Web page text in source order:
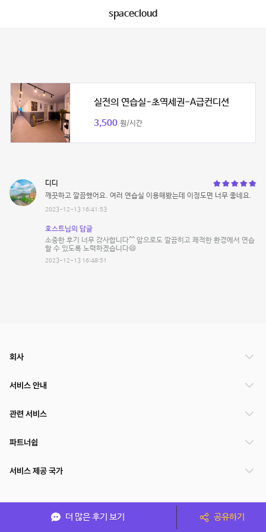
spacecloud
실전의 연습실-초역세권-A급컨디션
3,500 원/시간
디디
깨끗하고 깔끔했어요. 여러 연습실 이용해봤는데 이정도면 너무 좋네요.
2023-12-13 16:41:53
호스트님의 답글
소중한 후기 너무 감사합니다^^ 앞으로도 깔끔히고 쾌적한 환경에서 연습
할 수 있도록 노력하겠습니다😄
2023-12-13 16:48:51
더 많은 후기 보기 공유하기
회사
서비스 안내
관련 서비스
파트너쉽
서비스 제공 국가
(주)NSPACE 사업자정보